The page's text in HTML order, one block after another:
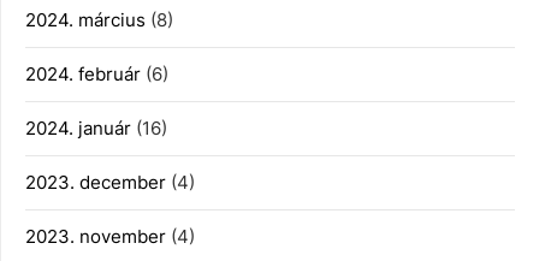
2024. március (8)
2024. február (6)
2024. január (16)
2023. december (4)
2023. november (4)